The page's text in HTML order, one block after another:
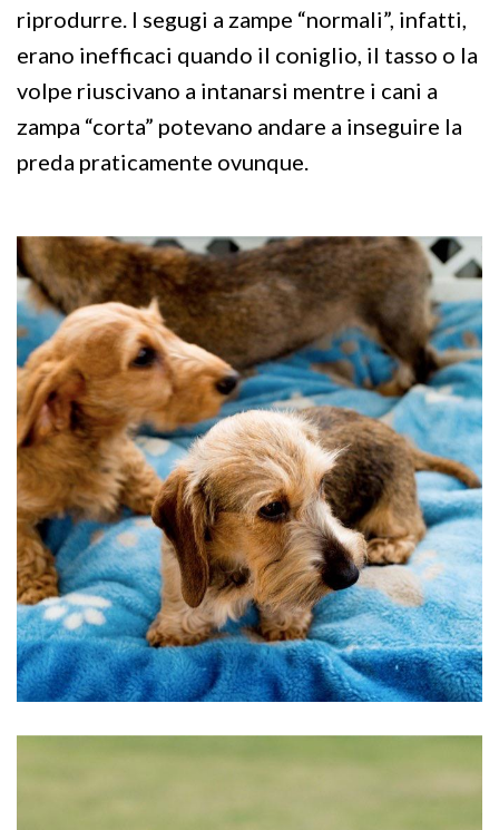
riprodurre. I segugi a zampe “normali”, infatti,
erano inefficaci quando il coniglio, il tasso o la
volpe riuscivano a intanarsi mentre i cani a
zampa “corta” potevano andare a inseguire la
preda praticamente ovunque.